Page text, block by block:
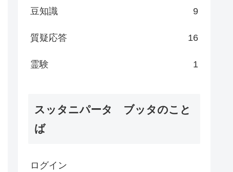
豆知識 9
質疑応答 16
霊験 1
スッタニパータ ブッタのこと
ば
ログイン